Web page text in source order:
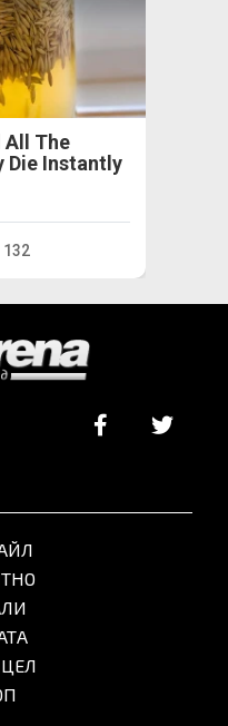
All The
Die Instantly
132